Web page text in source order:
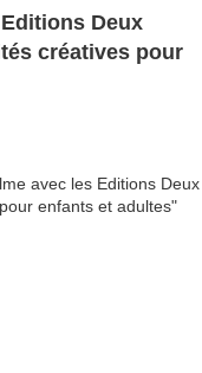
Deux
créatives pour